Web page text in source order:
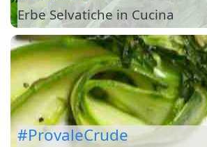
Erbe Selvatiche in Cucina
#ProvaleCrude